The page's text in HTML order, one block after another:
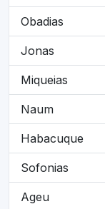
Obadias
Jonas
Miqueias
Naum
Habacuque
Sofonias
Ageu